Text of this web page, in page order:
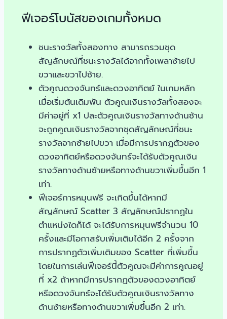
ฟีเจอร์โบนัสของเกมทั้งหมด
ชนะรางวัลทั้งสองทาง สามารถรวมชุด
สัญลักษณ์ที่ชนะรางวัลได้จากทั้งเพลาซ้ายไป
ขวาและขวาไปซ้าย.
ตัวคูณดวงจันทร์และดวงอาทิตย์ ในเกมหลัก
เมื่อเริ่มต้นเดิมพัน ตัวคูณเงินรางวัลทั้งสองจะ
มีค่าอยู่ที่ x1 ปละตัวคูณเงินรางวัลทางด้านซ้าน
จะถูกคูณเงินรางวัลจากชุดสัญลักษณ์ที่ชนะ
รางวัลจากซ้ายไปขวา เมื่อมีการปรากฏตัวของ
ดวงอาทิตย์หรือดวงจันทร์จะได้รับตัวคูณเงิน
รางวัลทางด้านซ้ายหรือทางด้านขวาเพิ่มขึ้นอีก 1
เท่า.
ฟีเจอร์การหมุนฟรี จะเกิดขึ้นได้หากมี
สัญลักษณ์ Scatter 3 สัญลักษณ์ปรากฏใน
ตำแหน่งใดก็ได้ จะได้รับการหมุนฟรีจำนวน 10
ครั้งและมีโอกาสรับเพิ่มเติมได้อีก 2 ครั้งจาก
การปรากฏตัวเพิ่มเติมของ Scatter ที่เพิ่มขึ้น
โดยในการเล่นฟีเจอร์นี้ตัวคูณจะมีค่าการคูณอยู่
ที่ x2 ถ้าหากมีการปรากฏตัวของดวงอาทิตย์
หรือดวงจันทร์จะได้รับตัวคูณเงินรางวัลทาง
ด้านซ้ายหรือทางด้านขวาเพิ่มขึ้นอีก 2 เท่า.